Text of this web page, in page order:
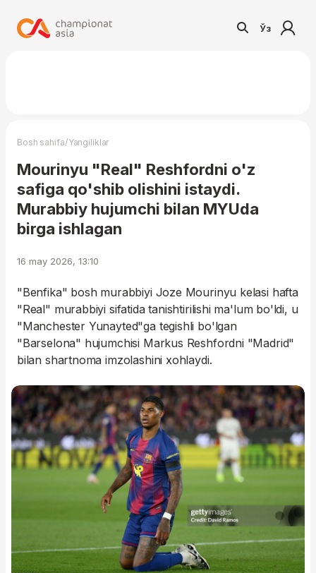
Ўз
Bosh sahifa/Yangiliklar
Mourinyu "Real" Reshfordni o'z
safiga qo'shib olishini istaydi.
Murabbiy hujumchi bilan MYUda
birga ishlagan
16 may 2026, 13:10
"Benfika" bosh murabbiyi Joze Mourinyu kelasi hafta
"Real" murabbiyi sifatida tanishtirilishi ma'lum bo'ldi, u
"Manchester Yunayted"ga tegishli bo'lgan
"Barselona" hujumchisi Markus Reshfordni "Madrid"
bilan shartnoma imzolashini xohlaydi.